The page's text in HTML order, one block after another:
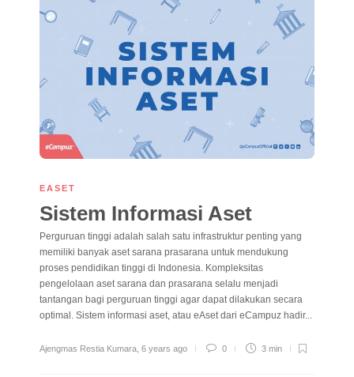
EASET
Sistem Informasi Aset
Perguruan tinggi adalah salah satu infrastruktur penting yang
memiliki banyak aset sarana prasarana untuk mendukung
proses pendidikan tinggi di Indonesia. Kompleksitas
pengelolaan aset sarana dan prasarana selalu menjadi
tantangan bagi perguruan tinggi agar dapat dilakukan secara
optimal. Sistem informasi aset, atau eAset dari eCampuz hadir...
Ajengmas Restia Kumara 6 years ago 0 3 min